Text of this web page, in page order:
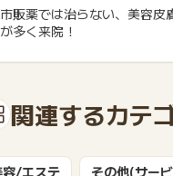
市販薬では治らない、美容皮
が多く来院！
関連するカテ
容/エステ その他(サー